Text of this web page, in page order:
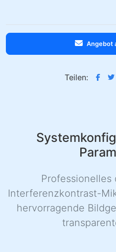
Angebot
Teilen:
Interferenzkontrast-
hervorragende